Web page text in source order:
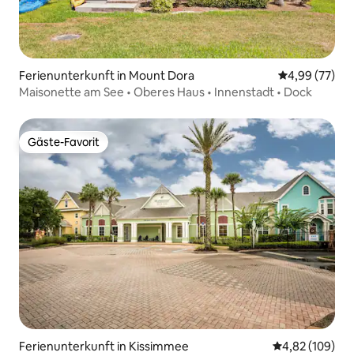
Ferienunterkunft in Mount Dora
4,99 (77)
Maisonette am See • Oberes Haus • Innenstadt • Dock
Gäste-Favorit
Gäste-Favorit
Ferienunterkunft in Kissimmee
4,82 (109)